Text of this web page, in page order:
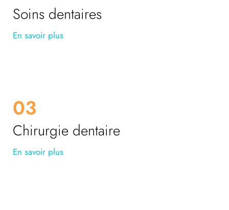
Soins dentaires
En savoir plus
03
Chirurgie dentaire
En savoir plus